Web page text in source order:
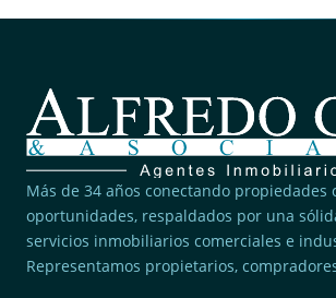
Más de 34 años conectando propiedades
oportunidades, respaldados por una
servicios inmobiliarios comerciales e
Representamos propietarios,